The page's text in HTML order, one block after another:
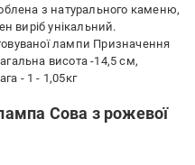
з натурального каменю,
виріб унікальний.
лампи Призначення
висота -14,5 см,
- 1 - 1,05кг
Сова з рожевої